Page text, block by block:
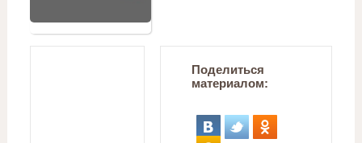
Поделиться
материалом: